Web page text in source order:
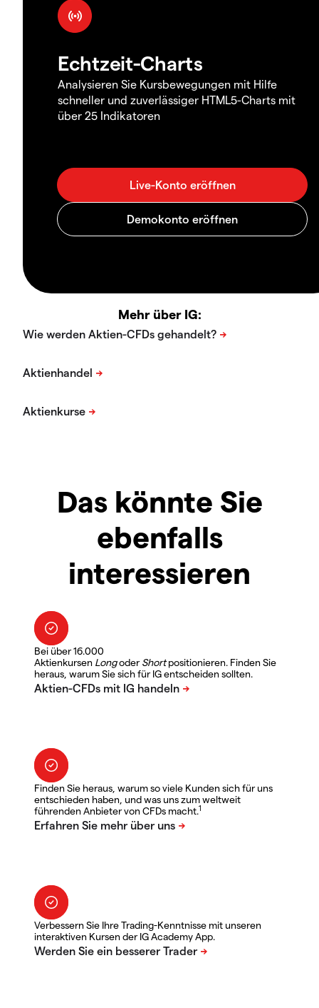
Echtzeit-Charts
Analysieren Sie Kursbewegungen mit Hilfe
schneller und zuverlässiger HTML5-Charts mit
über 25 Indikatoren
Mehr über IG:
Das könnte Sie
ebenfalls
interessieren
Bei über 16.000
Aktienkursen LongoderShortpositionieren. Finden Sie
heraus, warum Sie sich für IG entscheiden sollten.
Finden Sie heraus, warum so viele Kunden sich für uns
entschieden haben, und was uns zum weltweit
führenden Anbieter von CFDs macht.1
Verbessern Sie Ihre Trading-Kenntnisse mit unseren
interaktiven Kursen der IG Academy App.